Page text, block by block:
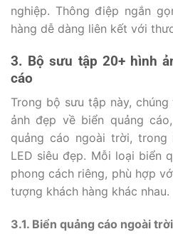
nghiệp. Thông điệp ngắn
hàng dễ dàng liên kết với
3. Bộ sưu tập 20+ hình
cáo
Trong bộ sưu tập này,
ảnh đẹp về biển quảng
quảng cáo ngoài trời,
LED siêu đẹp. Mỗi loại biển
phong cách riêng, phù hợp
tượng khách hàng khác nhau.
3.1. Biển quảng cáo ngoài trời